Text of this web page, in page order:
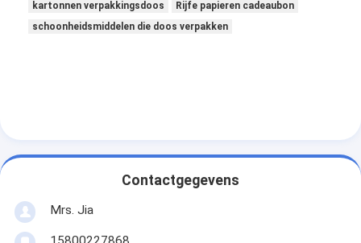
kartonnen verpakkingsdoos
Rijfe papieren cadeaubon
schoonheidsmiddelen die doos verpakken
Contactgegevens
Mrs. Jia